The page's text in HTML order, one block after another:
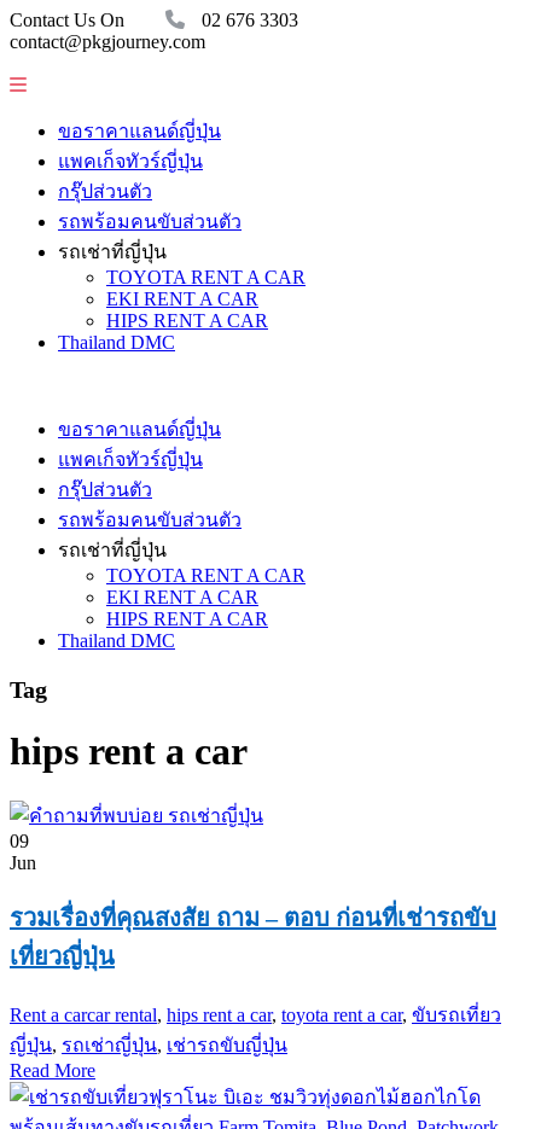
Contact Us On
02 676 3303
contact@pkgjourney.com
ขอราคาแลนด์ญี่ปุ่น
แพคเก็จทัวร์ญี่ปุ่น
กรุ๊ปส่วนตัว
รถพร้อมคนขับส่วนตัว
รถเช่าที่ญี่ปุ่น
TOYOTA RENT A CAR
EKI RENT A CAR
HIPS RENT A CAR
Thailand DMC
ขอราคาแลนด์ญี่ปุ่น
แพคเก็จทัวร์ญี่ปุ่น
กรุ๊ปส่วนตัว
รถพร้อมคนขับส่วนตัว
รถเช่าที่ญี่ปุ่น
TOYOTA RENT A CAR
EKI RENT A CAR
HIPS RENT A CAR
Thailand DMC
Tag
hips rent a car
09
Jun
รวมเรื่องที่คุณสงสัย ถาม – ตอบ ก่อนที่เช่ารถขับ
เที่ยวญี่ปุ่น
Rent a carcar rental, hips rent a car, toyota rent a car, ขับรถเที่ยว
ญี่ปุ่น, รถเช่าญี่ปุ่น, เช่ารถขับญี่ปุ่น
Read More